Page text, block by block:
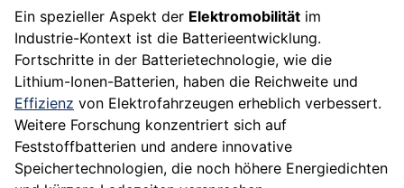
Ein spezieller Aspekt der Elektromobilität im
Industrie-Kontext ist die Batterieentwicklung.
Fortschritte in der Batterietechnologie, wie die
Lithium-Ionen-Batterien, haben die Reichweite und
Effizienz von Elektrofahrzeugen erheblich verbessert.
Weitere Forschung konzentriert sich auf
Feststoffbatterien und andere innovative
Speichertechnologien, die noch höhere Energiedichten